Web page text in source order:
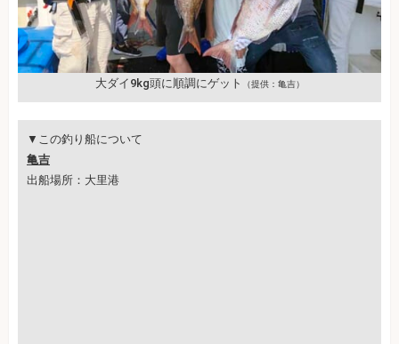
大ダイ9kg頭に順調にゲット （提供：亀吉）
▼この釣り船について
亀吉
出船場所：大里港